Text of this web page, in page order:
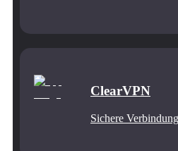
ClearVPN
Sichere